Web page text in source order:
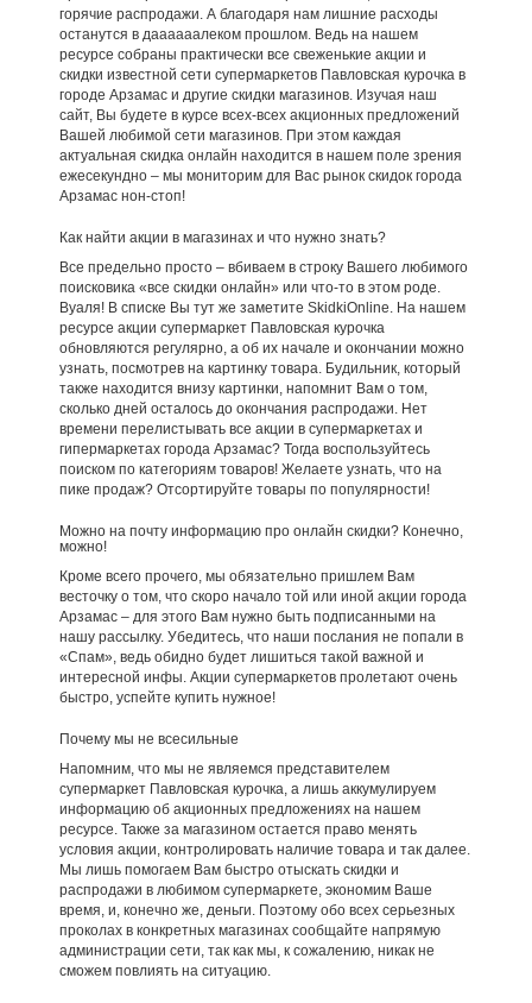
горячие распродажи. А благодаря нам лишние расходы
останутся в даааааалеком прошлом. Ведь на нашем
ресурсе собраны практически все свеженькие акции и
скидки известной сети супермаркетов Павловская курочка в
городе Арзамас и другие скидки магазинов. Изучая наш
сайт, Вы будете в курсе всех-всех акционных предложений
Вашей любимой сети магазинов. При этом каждая
актуальная скидка онлайн находится в нашем поле зрения
ежесекундно – мы мониторим для Вас рынок скидок города
Арзамас нон-стоп!
Как найти акции в магазинах и что нужно знать?
Все предельно просто – вбиваем в строку Вашего любимого
поисковика «все скидки онлайн» или что-то в этом роде.
Вуаля! В списке Вы тут же заметите SkidkiOnline. На нашем
ресурсе акции супермаркет Павловская курочка
обновляются регулярно, а об их начале и окончании можно
узнать, посмотрев на картинку товара. Будильник, который
также находится внизу картинки, напомнит Вам о том,
сколько дней осталось до окончания распродажи. Нет
времени перелистывать все акции в супермаркетах и
гипермаркетах города Арзамас? Тогда воспользуйтесь
поиском по категориям товаров! Желаете узнать, что на
пике продаж? Отсортируйте товары по популярности!
Можно на почту информацию про онлайн скидки? Конечно,
можно!
Кроме всего прочего, мы обязательно пришлем Вам
весточку о том, что скоро начало той или иной акции города
Арзамас – для этого Вам нужно быть подписанными на
нашу рассылку. Убедитесь, что наши послания не попали в
«Спам», ведь обидно будет лишиться такой важной и
интересной инфы. Акции супермаркетов пролетают очень
быстро, успейте купить нужное!
Почему мы не всесильные
Напомним, что мы не являемся представителем
супермаркет Павловская курочка, а лишь аккумулируем
информацию об акционных предложениях на нашем
ресурсе. Также за магазином остается право менять
условия акции, контролировать наличие товара и так далее.
Мы лишь помогаем Вам быстро отыскать скидки и
распродажи в любимом супермаркете, экономим Ваше
время, и, конечно же, деньги. Поэтому обо всех серьезных
проколах в конкретных магазинах сообщайте напрямую
администрации сети, так как мы, к сожалению, никак не
сможем повлиять на ситуацию.